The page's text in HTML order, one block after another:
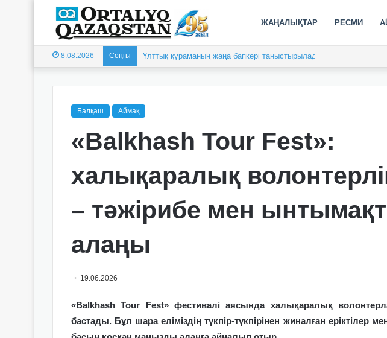
ЖАҢАЛЫҚТАР РЕСМИ
8.08.2026 Соңғы Ұлттық құраманың жаңа бапкері таныстырылады
Балқаш Аймақ
«Balkhash Tour Fest»:
халықаралық
– тәжірибе мен
алаңы
19.06.2026
«Balkhash Tour Fest» фестивалі аясында халықаралық
бастады. Бұл шара еліміздің түкпір-түкпірінен жиналған еріктілер